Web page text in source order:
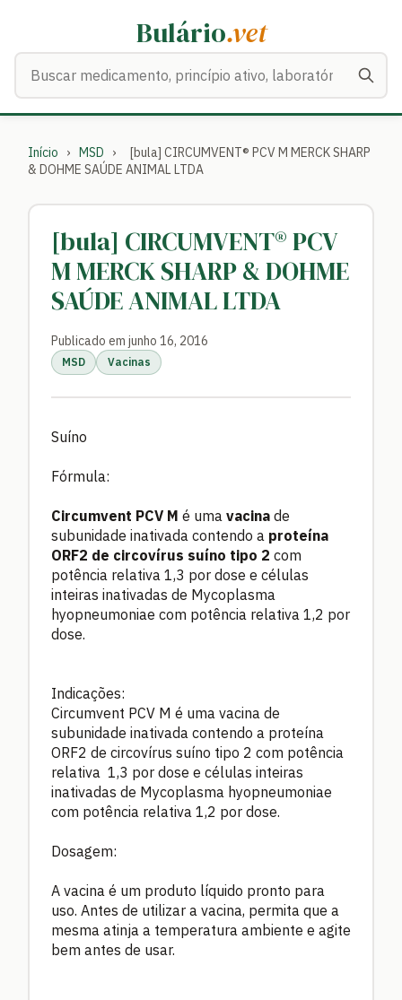
Bulário.vet
Início › MSD ›
[bula] CIRCUMVENT® PCV M MERCK SHARP
& DOHME SAÚDE ANIMAL LTDA
[bula] CIRCUMVENT® PCV
M MERCK SHARP & DOHME
SAÚDE ANIMAL LTDA
Publicado em junho 16, 2016
MSD Vacinas
Suíno
Fórmula:
Circumvent PCV M é uma vacina de
subunidade inativada contendo a proteína
ORF2 de circovírus suíno tipo 2 com
potência relativa 1,3 por dose e células
inteiras inativadas de Mycoplasma
hyopneumoniae com potência relativa 1,2 por
dose.
Indicações:
Circumvent PCV M é uma vacina de
subunidade inativada contendo a proteína
ORF2 de circovírus suíno tipo 2 com potência
relativa 1,3 por dose e células inteiras
inativadas de Mycoplasma hyopneumoniae
com potência relativa 1,2 por dose.
Dosagem:
A vacina é um produto líquido pronto para
uso. Antes de utilizar a vacina, permita que a
mesma atinja a temperatura ambiente e agite
bem antes de usar.